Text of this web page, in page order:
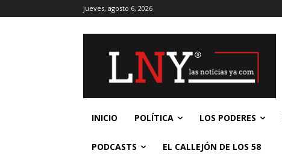
jueves, agosto 6, 2026
INICIO POLÍTICA LOS PODERES
PODCASTS EL CALLEJÓN DE LOS 58